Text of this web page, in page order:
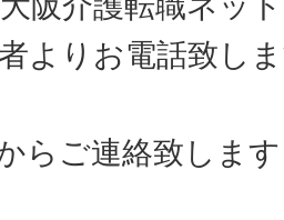
よりお電話致し
らご連絡致します